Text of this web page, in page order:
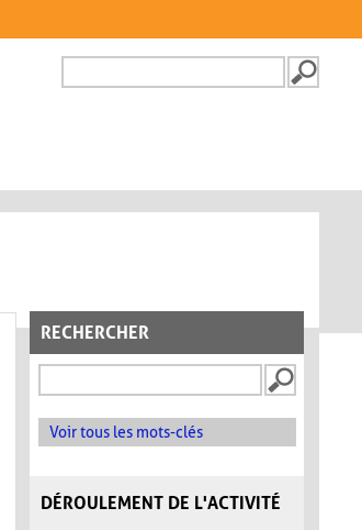
FORMULAIRE DE
RECHERCHER
Voir tous les mots-clés
DÉROULEMENT DE L'ACTIVITÉ